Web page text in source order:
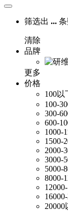
筛选出 ...
清除
品牌
更多
价格
100以
100-
300-
600-
1000-
1500-
2000-
3000-
5000-
8000-
20000